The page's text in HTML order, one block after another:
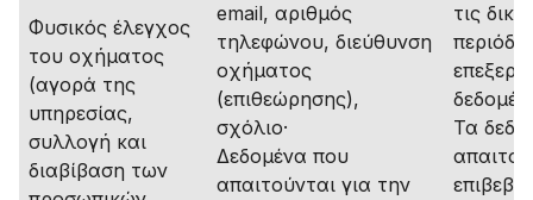
Φυσικός έλεγχος
του οχήματος
(αγορά της
υπηρεσίας,
συλλογή και
διαβίβαση των
email, αριθμός
τηλεφώνου, διεύθυνση
οχήματος
(επιθεώρησης),
σχόλιο·
Δεδομένα που
απαιτούνται για την
τις
Τα